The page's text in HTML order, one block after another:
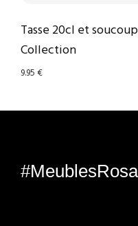
Tasse 20cl et
Collection
9.95€
#MeublesRosa